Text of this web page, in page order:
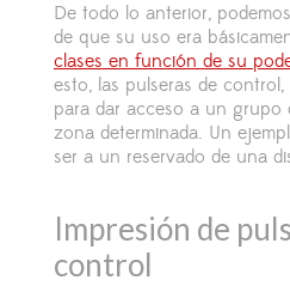
De todo lo anterior,
de que su uso era
clases en función de su
esto, las pulseras de
para dar acceso a un grupo
zona determinada. Un
ser a un reservado de una
Impresión de
control